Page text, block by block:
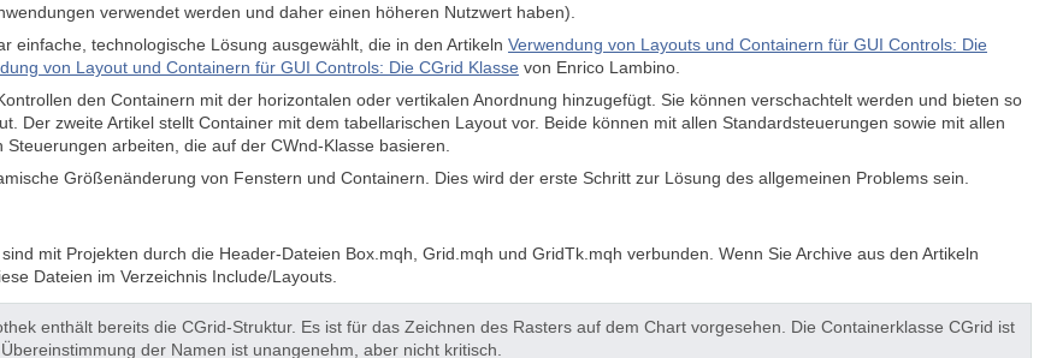
verwendet werden und daher einen höheren Nutzwert haben).
einfache, technologische Lösung ausgewählt, die in den Artikeln Verwendung von Layouts und Containern für GUI Controls: Die
von Layout und Containern für GUI Controls: Die CGrid Klasse von Enrico Lambino.
den Containern mit der horizontalen oder vertikalen Anordnung hinzugefügt. Sie können verschachtelt werden und bieten so
Der zweite Artikel stellt Container mit dem tabellarischen Layout vor. Beide können mit allen Standardsteuerungen sowie mit allen
arbeiten, die auf der CWnd-Klasse basieren.
Größenänderung von Fenstern und Containern. Dies wird der erste Schritt zur Lösung des allgemeinen Problems sein.
mit Projekten durch die Header-Dateien Box.mqh, Grid.mqh und GridTk.mqh verbunden. Wenn Sie Archive aus den Artikeln
Dateien im Verzeichnis Include/Layouts.
enthält bereits die CGrid-Struktur. Es ist für das Zeichnen des Rasters auf dem Chart vorgesehen. Die Containerklasse CGrid ist
der Namen ist unangenehm, aber nicht kritisch.